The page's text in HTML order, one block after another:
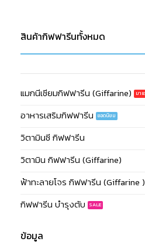
สินค้ากิฟฟารีนทั้งหมด
แมกนีเซียมกิฟฟารีน (Giffarine)
อาหารเสริมกิฟฟารีน
วิตามินซี กิฟฟารีน
วิตามิน กิฟฟารีน (Giffarine)
ฟ้าทะลายโจร กิฟฟารีน (Giffarine )
กิฟฟารีน บำรุงตับ
ข้อมูล